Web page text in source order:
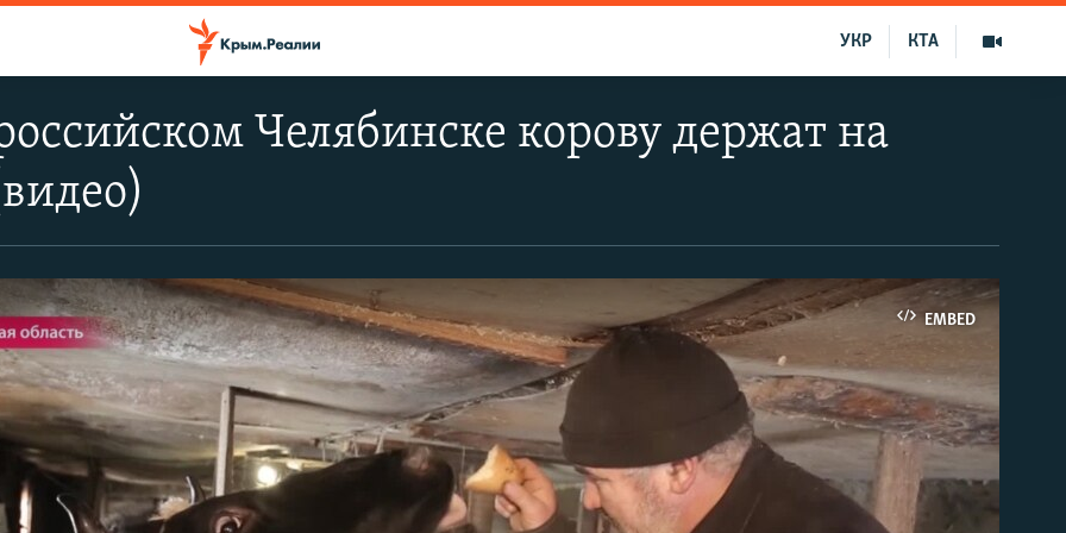
КТА
УКР
Челябинске корову держат на
EMBED